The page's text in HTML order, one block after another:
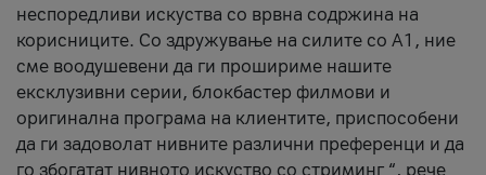
неспоредливи искуства со врвна содржина на
корисниците. Со здружување на силите со А1, ние
сме воодушевени да ги прошириме нашите
ексклузивни серии, блокбастер филмови и
оригинална програма на клиентите, приспособени
да ги задоволат нивните различни преференци и да
го збогатат нивното искуство со стриминг “, рече